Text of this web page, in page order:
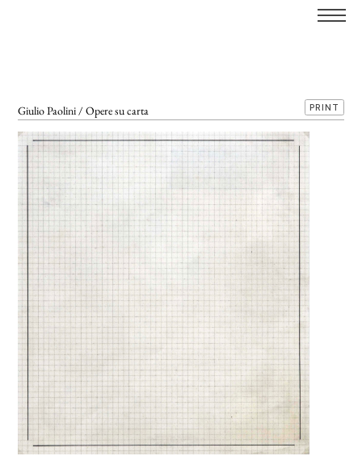
Giulio Paolini / Opere su carta PRINT